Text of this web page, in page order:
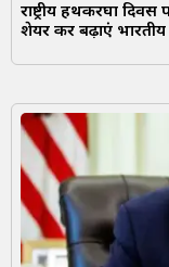
राष्ट्रीय हथकरघा
शेयर कर बढ़ाएं